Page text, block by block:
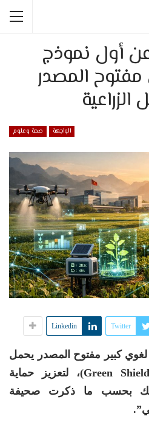
أول نموذج
المصدر
الواجهة صحة وعلوم
Twitter
Linkedin
كبير مفتوح المصدر يحمل
اسم “الدرع الأخضر” (Green Shield)، لتعزيز حماية
وذلك بحسب ما ذكرت صحيفة